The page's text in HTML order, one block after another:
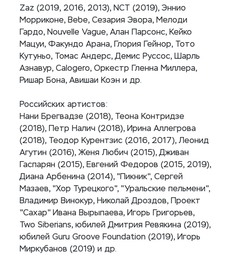
Zaz (2019, 2016, 2013), NCT (2019), Эннио
Морриконе, Bebe, Сезария Эвора, Мелоди
Гардо, Nouvelle Vague, Алан Парсонс, Кейко
Мацуи, Факундо Арана, Глория Гейнор, Тото
Кутуньо, Томас Андерс, Демис Руссос, Шарль
Азнавур, Calogero, Оркестр Гленна Миллера,
Ришар Бона, Авишаи Коэн и др.
Российских артистов:
Нани Брегвадзе (2018), Теона Контридзе
(2018), Петр Налич (2018), Ирина Аллегрова
(2018), Теодор Курентзис (2016, 2017), Леонид
Агутин (2016), Женя Любич (2015), Дживан
Гаспарян (2015), Евгений Федоров (2015, 2019),
Диана Арбенина (2014), "Пикник", Сергей
Мазаев, "Хор Турецкого", "Уральские пельмени",
Владимир Винокур, Николай Дроздов, Проект
"Сахар" Ивана Вырыпаева, Игорь Григорьев,
Two Siberians, юбилей Дмитрия Ревякина (2019),
юбилей Guru Groove Foundation (2019), Игорь
Миркубанов (2019) и др.